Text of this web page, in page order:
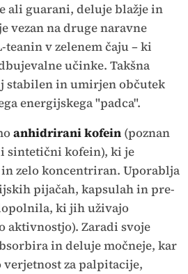
ali guarani, deluje blažje in
vezan na druge naravne
v zelenem čaju – ki
učinke. Takšna
stabilen in umirjen občutek
energijskega "padca".
anhidrirani kofein (poznan
sintetični kofein), ki je
zelo koncentriran. Uporablja
pijačah, kapsulah in pre-
ki jih uživajo
Zaradi svoje
in deluje močneje, kar
za palpitacije,